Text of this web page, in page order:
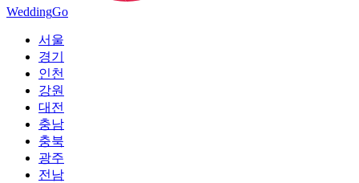
WeddingGo
서울
경기
인천
강원
대전
충남
충북
광주
전남